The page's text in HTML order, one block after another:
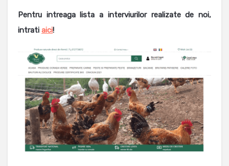
Pentru intreaga lista a interviurilor realizate de noi,
intrati aici!